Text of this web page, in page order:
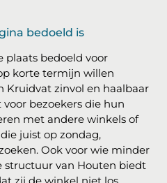
bedoeld is
plaats bedoeld voor
korte termijn willen
Kruidvat zinvol en haalbaar
voor bezoekers die hun
met andere winkels of
juist op zondag,
Ook voor wie minder
structuur van Houten biedt